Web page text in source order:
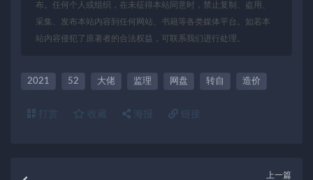
布。任何个人或组织，在未征得本站同意时，禁止复制、盗用、
采集、发布本站内容到任何网站、书籍等各类媒体平台。如若本
站内容侵犯了原著者的合法权益，可联系我们进行处理。
2021 52 大佬 监理 网盘 转自 造价
打赏 收藏 海报 链接
上一篇